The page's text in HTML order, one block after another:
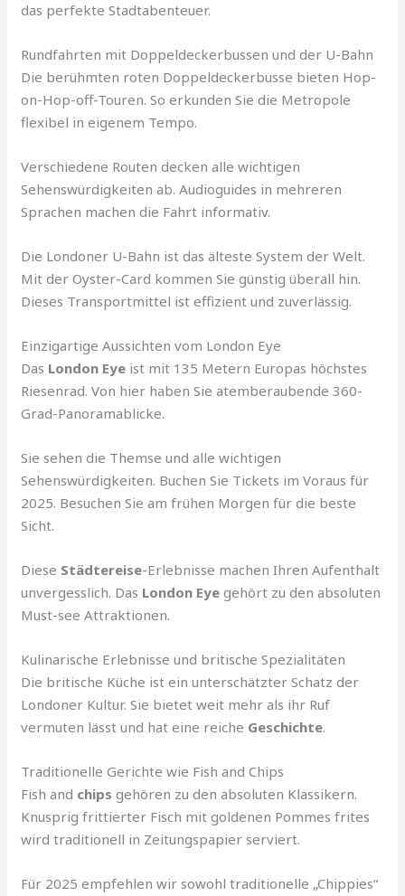
das perfekte Stadtabenteuer.
Rundfahrten mit Doppeldeckerbussen und der U-Bahn
Die berühmten roten Doppeldeckerbusse bieten Hop-
on-Hop-off-Touren. So erkunden Sie die Metropole
flexibel in eigenem Tempo.
Verschiedene Routen decken alle wichtigen
Sehenswürdigkeiten ab. Audioguides in mehreren
Sprachen machen die Fahrt informativ.
Die Londoner U-Bahn ist das älteste System der Welt.
Mit der Oyster-Card kommen Sie günstig überall hin.
Dieses Transportmittel ist effizient und zuverlässig.
Einzigartige Aussichten vom London Eye
Das London Eye ist mit 135 Metern Europas höchstes
Riesenrad. Von hier haben Sie atemberaubende 360-
Grad-Panoramablicke.
Sie sehen die Themse und alle wichtigen
Sehenswürdigkeiten. Buchen Sie Tickets im Voraus für
2025. Besuchen Sie am frühen Morgen für die beste
Sicht.
Diese Städtereise-Erlebnisse machen Ihren Aufenthalt
unvergesslich. Das London Eye gehört zu den absoluten
Must-see Attraktionen.
Kulinarische Erlebnisse und britische Spezialitäten
Die britische Küche ist ein unterschätzter Schatz der
Londoner Kultur. Sie bietet weit mehr als ihr Ruf
vermuten lässt und hat eine reiche Geschichte.
Traditionelle Gerichte wie Fish and Chips
Fish and chips gehören zu den absoluten Klassikern.
Knusprig frittierter Fisch mit goldenen Pommes frites
wird traditionell in Zeitungspapier serviert.
Für 2025 empfehlen wir sowohl traditionelle „Chippies“